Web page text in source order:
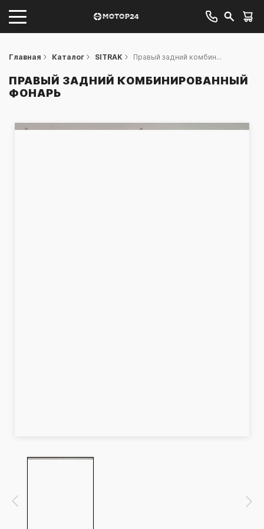
Главная Каталог SITRAK Правый задний комбин...
ПРАВЫЙ ЗАДНИЙ КОМБИНИРОВАННЫЙ
ФОНАРЬ